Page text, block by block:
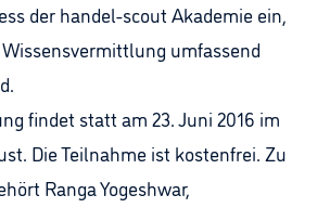
der handel-scout Akademie ein,
umfassend
findet statt am 23. Juni 2016 im
Die Teilnahme ist kostenfrei. Zu
Ranga Yogeshwar,